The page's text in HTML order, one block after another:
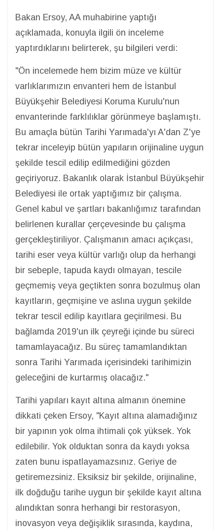
Bakan Ersoy, AA muhabirine yaptığı
açıklamada, konuyla ilgili ön inceleme
yaptırdıklarını belirterek, şu bilgileri verdi:
"Ön incelemede hem bizim müze ve kültür
varlıklarımızın envanteri hem de İstanbul
Büyükşehir Belediyesi Koruma Kurulu'nun
envanterinde farklılıklar görünmeye başlamıştı.
Bu amaçla bütün Tarihi Yarımada'yı A'dan Z'ye
tekrar inceleyip bütün yapıların orijinaline uygun
şekilde tescil edilip edilmediğini gözden
geçiriyoruz. Bakanlık olarak İstanbul Büyükşehir
Belediyesi ile ortak yaptığımız bir çalışma.
Genel kabul ve şartları bakanlığımız tarafından
belirlenen kurallar çerçevesinde bu çalışma
gerçekleştiriliyor. Çalışmanın amacı açıkçası,
tarihi eser veya kültür varlığı olup da herhangi
bir sebeple, tapuda kaydı olmayan, tescile
geçmemiş veya geçtikten sonra bozulmuş olan
kayıtların, geçmişine ve aslına uygun şekilde
tekrar tescil edilip kayıtlara geçirilmesi. Bu
bağlamda 2019'un ilk çeyreği içinde bu süreci
tamamlayacağız. Bu süreç tamamlandıktan
sonra Tarihi Yarımada içerisindeki tarihimizin
geleceğini de kurtarmış olacağız."
Tarihi yapıları kayıt altına almanın önemine
dikkati çeken Ersoy, "Kayıt altına alamadığınız
bir yapının yok olma ihtimali çok yüksek. Yok
edilebilir. Yok olduktan sonra da kaydı yoksa
zaten bunu ispatlayamazsınız. Geriye de
getiremezsiniz. Eksiksiz bir şekilde, orijinaline,
ilk doğduğu tarihe uygun bir şekilde kayıt altına
alındıktan sonra herhangi bir restorasyon,
inovasyon veya değişiklik sırasında, kaydına,